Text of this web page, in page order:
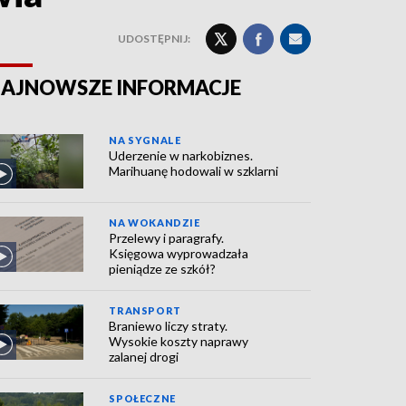
UDOSTĘPNIJ:
INFORMACJE
NA SYGNALE
Uderzenie w narkobiznes.
Marihuanę hodowali w szklarni
NA WOKANDZIE
Przelewy i paragrafy.
Księgowa wyprowadzała
pieniądze ze szkół?
TRANSPORT
Braniewo liczy straty.
Wysokie koszty naprawy
zalanej drogi
SPOŁECZNE